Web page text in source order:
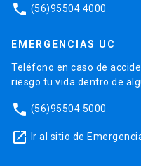
phone (56)95504 4000
EMERGENCIAS UC
Teléfono en caso de
riesgo tu vida dentro de
phone (56)95504 5000
launch Ir al sitio de